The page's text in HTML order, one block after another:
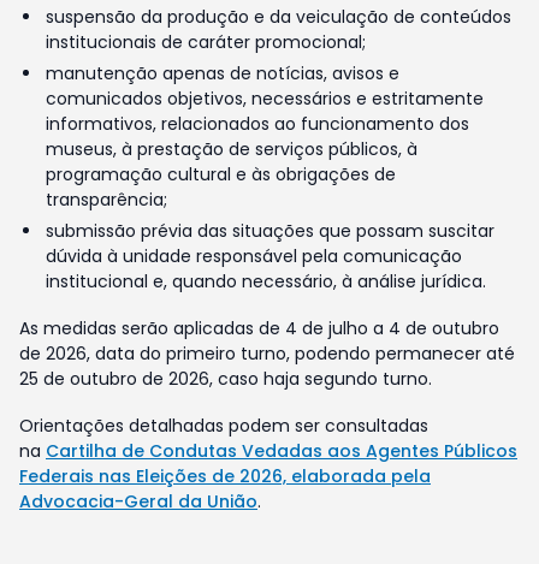
suspensão da produção e da veiculação de conteúdos
institucionais de caráter promocional;
manutenção apenas de notícias, avisos e
comunicados objetivos, necessários e estritamente
informativos, relacionados ao funcionamento dos
museus, à prestação de serviços públicos, à
programação cultural e às obrigações de
transparência;
submissão prévia das situações que possam suscitar
dúvida à unidade responsável pela comunicação
institucional e, quando necessário, à análise jurídica.
As medidas serão aplicadas de 4 de julho a 4 de outubro
de 2026, data do primeiro turno, podendo permanecer até
25 de outubro de 2026, caso haja segundo turno.
Orientações detalhadas podem ser consultadas
na Cartilha de Condutas Vedadas aos Agentes Públicos
Federais nas Eleições de 2026, elaborada pela
Advocacia-Geral da União.